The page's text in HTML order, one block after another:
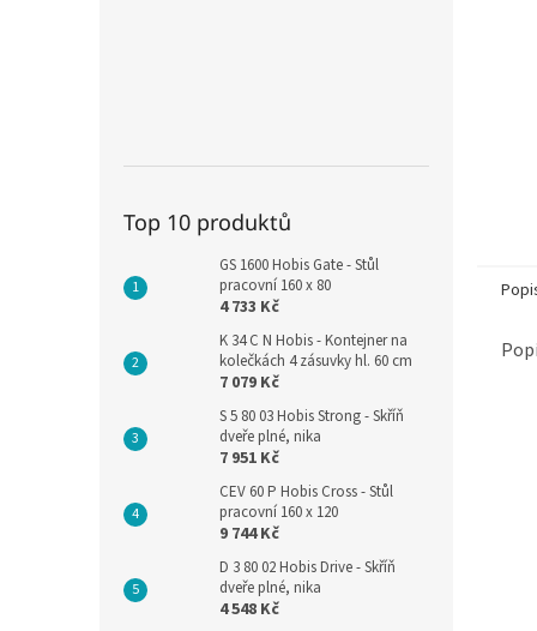
Top 10 produktů
GS 1600 Hobis Gate - Stůl
pracovní 160 x 80
4 733 Kč
K 34 C N Hobis - Kontejner na
kolečkách 4 zásuvky hl. 60 cm
7 079 Kč
S 5 80 03 Hobis Strong - Skříň
dveře plné, nika
7 951 Kč
CEV 60 P Hobis Cross - Stůl
pracovní 160 x 120
9 744 Kč
D 3 80 02 Hobis Drive - Skříň
dveře plné, nika
4 548 Kč